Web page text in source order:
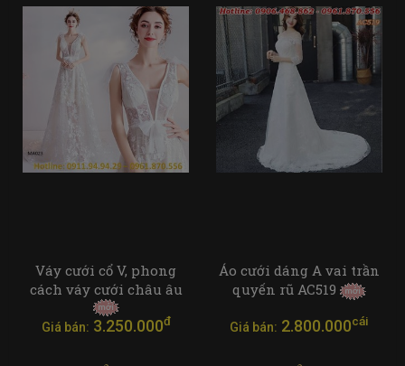
Váy cưới cổ V, phong
cách váy cưới châu âu
Giá bán: 3.250.000đ
Áo cưới dáng A vai trần
quyến rũ AC519
Giá bán: 2.800.000cái